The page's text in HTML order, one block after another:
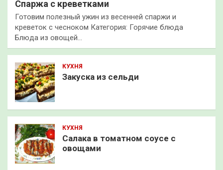
Спаржа с креветками
Готовим полезный ужин из весенней спаржи и
креветок с чесноком Категория: Горячие блюда
Блюда из овощей…
КУХНЯ
Закуска из сельди
КУХНЯ
Салака в томатном соусе с
овощами